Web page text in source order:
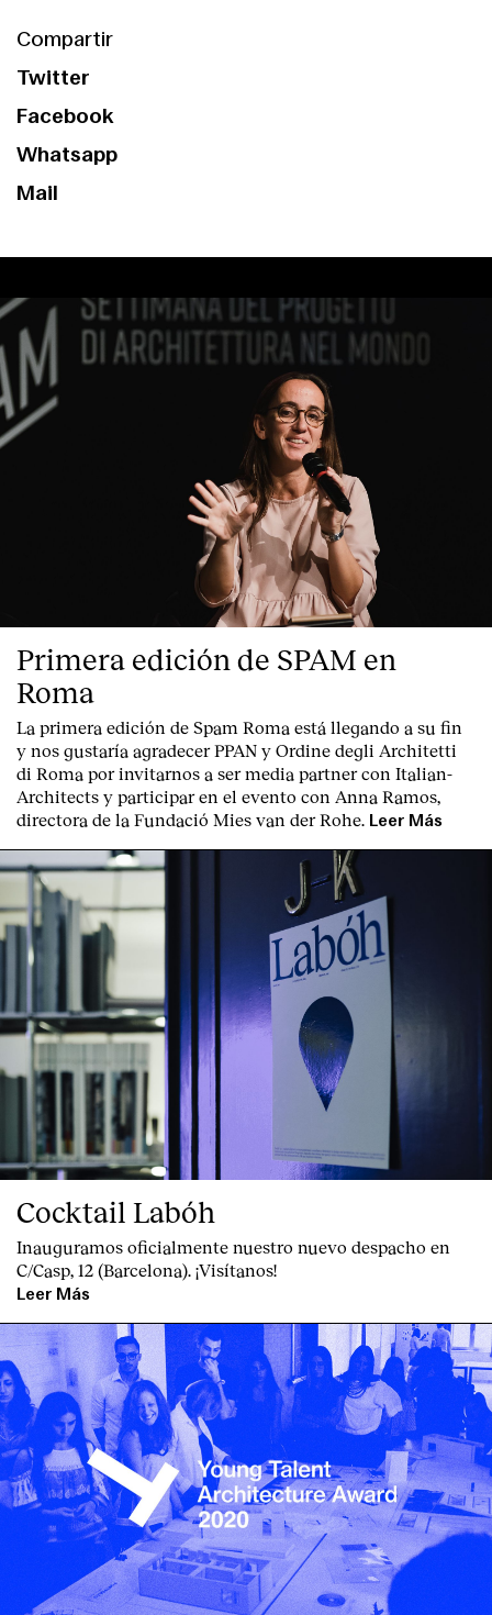
Compartir
Twitter
Facebook
Whatsapp
Mail
Primera edición de SPAM en
Roma
La primera edición de Spam Roma está llegando a su fin
y nos gustaría agradecer PPAN y Ordine degli Architetti
di Roma por invitarnos a ser media partner con Italian-
Architects y participar en el evento con Anna Ramos,
directora de la Fundació Mies van der Rohe. Leer Más
Cocktail Labóh
Inauguramos oficialmente nuestro nuevo despacho en
C/Casp, 12 (Barcelona). ¡Visítanos!
Leer Más